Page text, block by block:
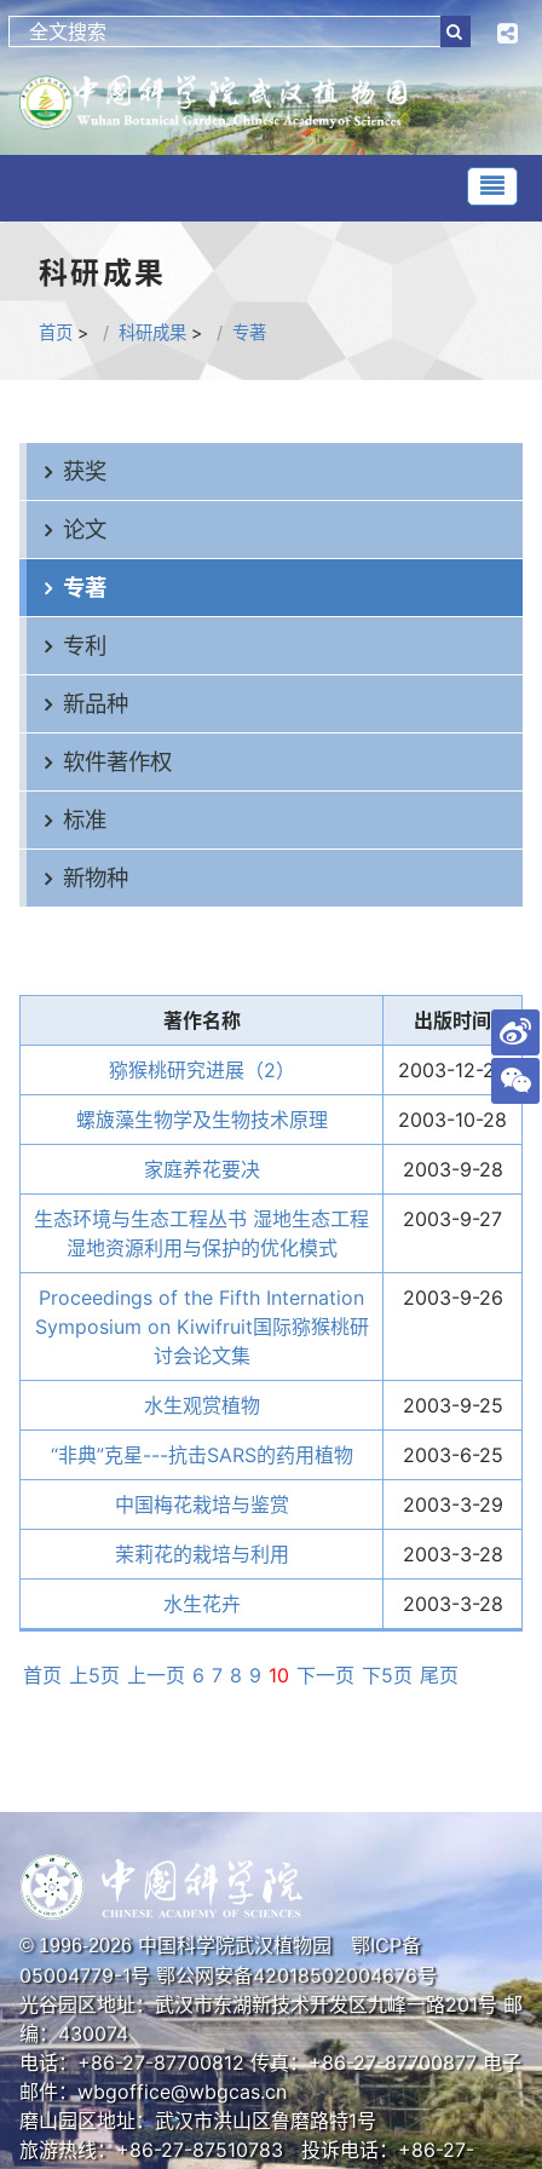
科研成果
首页 > 科研成果 > 专著
获奖
论文
专著
专利
新品种
软件著作权
标准
新物种
著作名称 出版时间
猕猴桃研究进展（2） 2003-12-25
螺旇藻生物学及生物技术原理 2003-10-28
家庭养花要决 2003-9-28
生态环境与生态工程丛书 湿地生态工程
湿地资源利用与保护的优化模式
2003-9-27
Proceedings of the Fifth Internation
Symposium on Kiwifruit国际猕猴桃研
讨会论文集
2003-9-26
水生观赏植物 2003-9-25
“非典”克星---抗击SARS的药用植物 2003-6-25
中国梅花栽培与鉴赏 2003-3-29
茉莉花的栽培与利用 2003-3-28
水生花卉 2003-3-28
首页 上5页 上一页 6 7 8 9 10 下一页 下5页 尾页
© 1996-2026中国科学院武汉植物园 鄂ICP备
05004779-1号鄂公网安备42018502004676号
光谷园区地址：武汉市东湖新技术开发区九峰一路201号 邮
编：430074
电话：+86-27-87700812 传真：+86-27-87700877 电子
邮件：wbgoffice@wbgcas.cn
磨山园区地址：武汉市洪山区鲁磨路特1号
旅游热线：+86-27-87510783 投诉电话：+86-27-